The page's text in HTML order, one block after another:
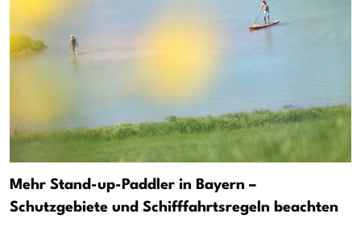
Mehr Stand-up-Paddler in Bayern –
Schutzgebiete und Schifffahrtsregeln beachten